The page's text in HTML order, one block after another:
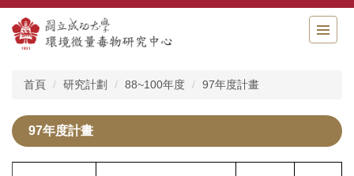
跳
到
主
首頁 研究計劃 88~100年度 97年度計畫
97年度計畫